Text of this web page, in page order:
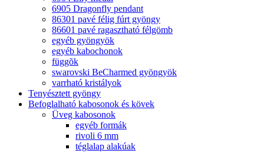
6905 Dragonfly pendant
86301 pavé félig fúrt gyöngy
86601 pavé ragasztható félgömb
egyéb gyöngyök
egyéb kabochonok
függõk
swarovski BeCharmed gyöngyök
varrható kristályok
Tenyésztett gyöngy
Befoglalható kabosonok és kövek
Üveg kabosonok
egyéb formák
rivoli 6 mm
téglalap alakúak